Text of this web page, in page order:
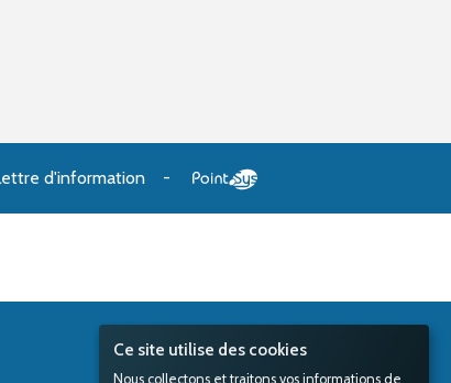
Ce site utilise des cookies
Nous collectons et traitons vos informations de
d'information